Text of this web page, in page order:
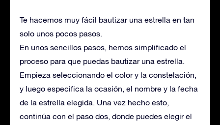
Te hacemos muy fácil bautizar una estrella en tan
solo unos pocos pasos.
En unos sencillos pasos, hemos simplificado el
proceso para que puedas bautizar una estrella.
Empieza seleccionando el color y la constelación,
y luego especifica la ocasión, el nombre y la fecha
de la estrella elegida. Una vez hecho esto,
continúa con el paso dos, donde puedes elegir el